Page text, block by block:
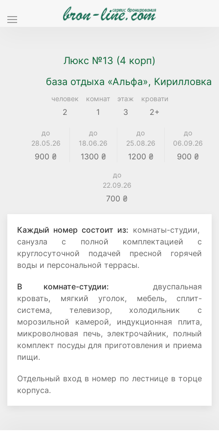
Люкс №13 (4 корп)
база отдыха «Альфа», Кирилловка
человек
2
комнат
1
этаж
3
кровати
2+
до
28.05.26
900 ₴
до
18.06.26
1300 ₴
до
25.08.26
1200 ₴
до
06.09.26
900 ₴
до
22.09.26
700 ₴
Каждый номер состоит из: комнаты-студии,
санузла с полной комплектацией с
круглосуточной подачей пресной горячей
воды и персональной террасы.
В комнате-студии: двуспальная
кровать, мягкий уголок, мебель, сплит-
система, телевизор, холодильник с
морозильной камерой, индукционная плита,
микроволновая печь, электрочайник, полный
комплект посуды для приготовления и приема
пищи.
Отдельный вход в номер по лестнице в торце
корпуса.